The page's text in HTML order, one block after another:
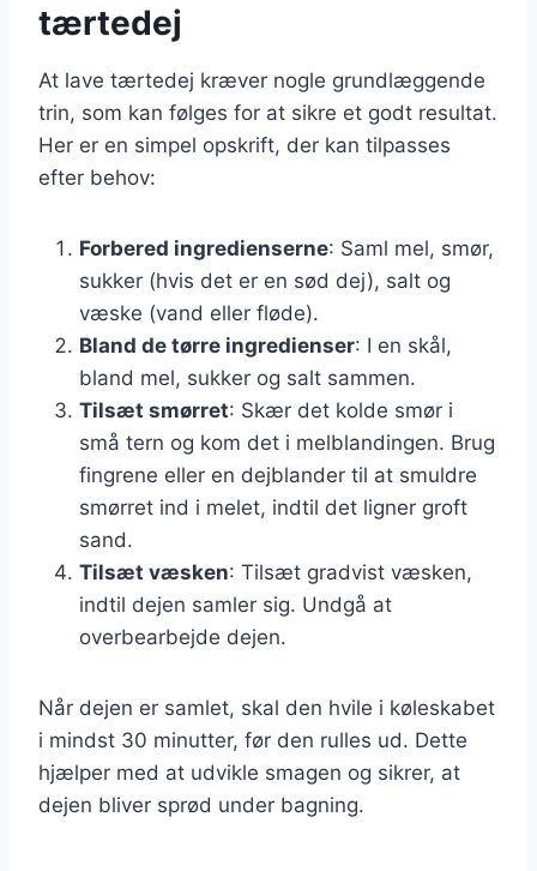
tærtedej
At lave tærtedej kræver nogle grundlæggende
trin, som kan følges for at sikre et godt resultat.
Her er en simpel opskrift, der kan tilpasses
efter behov:
Forbered ingredienserne: Saml mel, smør,
sukker (hvis det er en sød dej), salt og
væske (vand eller fløde).
Bland de tørre ingredienser: I en skål,
bland mel, sukker og salt sammen.
Tilsæt smørret: Skær det kolde smør i
små tern og kom det i melblandingen. Brug
fingrene eller en dejblander til at smuldre
smørret ind i melet, indtil det ligner groft
sand.
Tilsæt væsken: Tilsæt gradvist væsken,
indtil dejen samler sig. Undgå at
overbearbejde dejen.
Når dejen er samlet, skal den hvile i køleskabet
i mindst 30 minutter, før den rulles ud. Dette
hjælper med at udvikle smagen og sikrer, at
dejen bliver sprød under bagning.